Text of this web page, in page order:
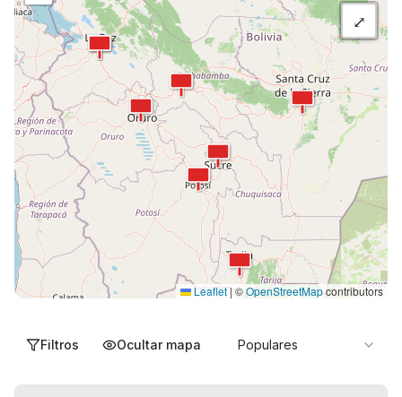
⤢
Leaflet | ©OpenStreetMapcontributors
Filtros Ocultar mapa Populares